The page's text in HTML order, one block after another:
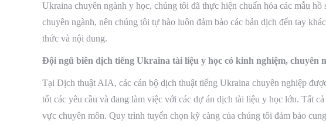
Ukraina chuyên ngành y học, chúng tôi đã thực hiện chuẩn hóa các mẫu
chuyên ngành, nên chúng tôi tự hào luôn đảm bảo các bản dịch đến tay
thức và nội dung.
Đội ngũ biên dịch tiếng Ukraina tài liệu y học có kinh nghiệm, chuyên
Tại Dịch thuật AIA, các cán bộ dịch thuật tiếng Ukraina chuyên nghiệp
tốt các yêu cầu và đang làm việc với các dự án dịch tài liệu y học lớn. Tất
vực chuyên môn. Quy trình tuyển chọn kỹ càng của chúng tôi đảm bảo